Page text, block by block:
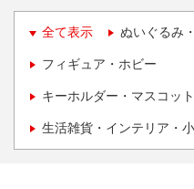
全て表示 ぬいぐるみ
フィギュア・ホビー
キーホルダー・マスコッ
生活雑貨・インテリア・